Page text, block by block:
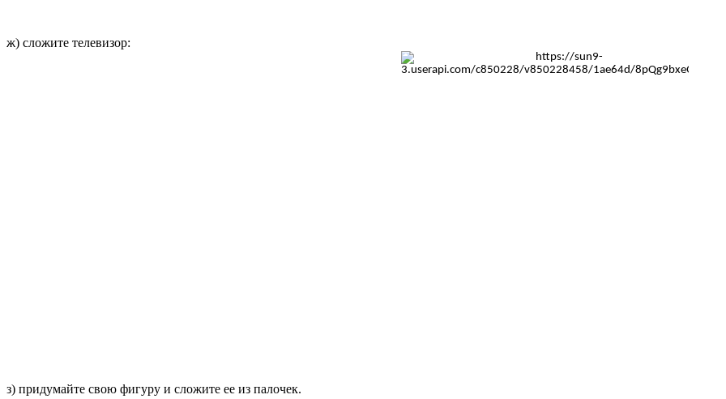
ж) сложите телевизор:
з) придумайте свою фигуру и сложите ее из палочек.